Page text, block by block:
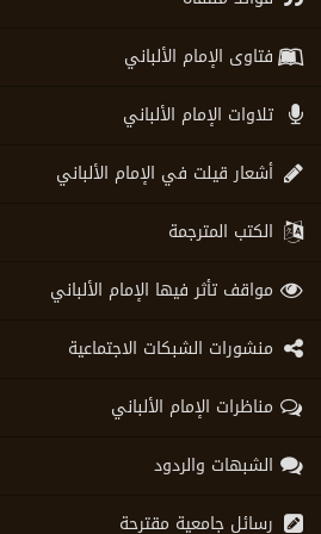
فتاوى الإمام الألباني
تلاوات الإمام الألباني
أشعار قيلت في الإمام الألباني
الكتب المترجمة
مواقف تأثر فيها الإمام الألباني
منشورات الشبكات الاجتماعية
مناظرات الإمام الألباني
الشبهات والردود
رسائل جامعية مقترحة